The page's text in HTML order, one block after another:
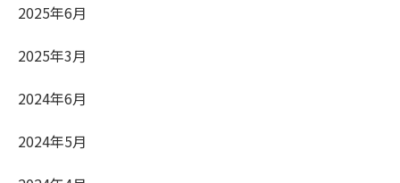
2025年6月
2025年3月
2024年6月
2024年5月